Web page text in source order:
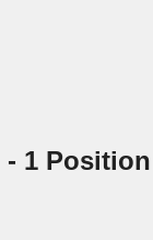
- 1 Position